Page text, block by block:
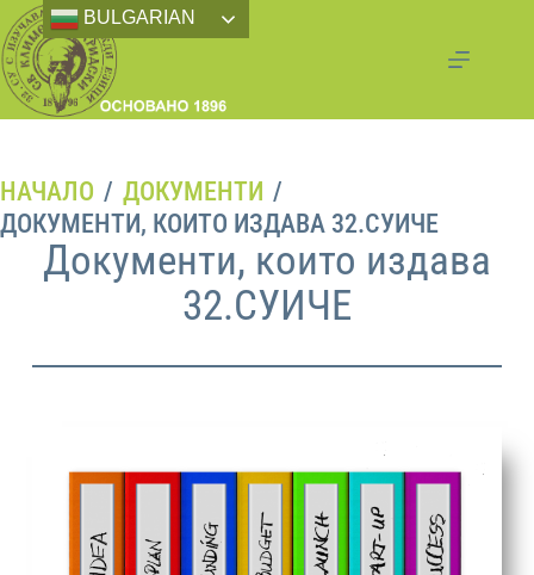
НАЧАЛО / ДОКУМЕНТИ /
ДОКУМЕНТИ, КОИТО ИЗДАВА 32.СУИЧЕ
Документи, които издава
32.СУИЧЕ
BULGARIAN